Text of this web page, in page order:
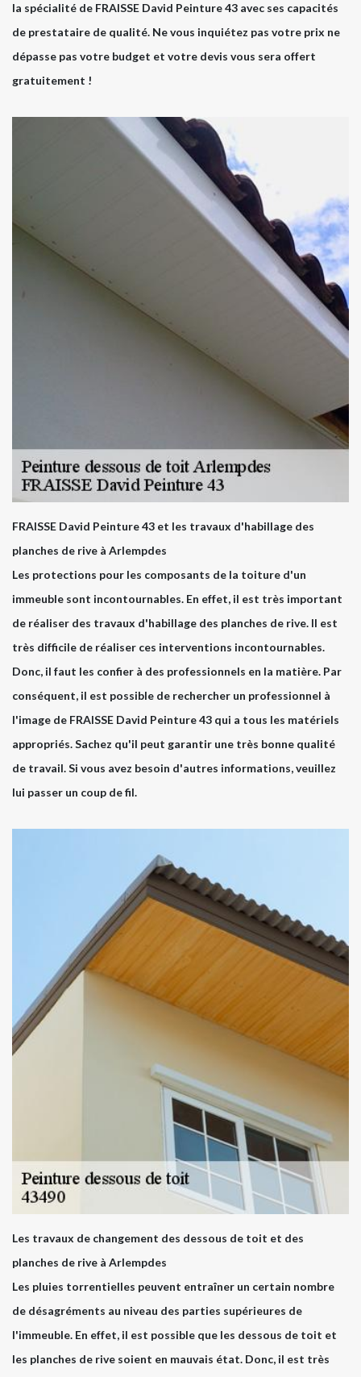
la spécialité de FRAISSE David Peinture 43 avec ses capacités
de prestataire de qualité. Ne vous inquiétez pas votre prix ne
dépasse pas votre budget et votre devis vous sera offert
gratuitement !
FRAISSE David Peinture 43 et les travaux d'habillage des
planches de rive à Arlempdes
Les protections pour les composants de la toiture d'un
immeuble sont incontournables. En effet, il est très important
de réaliser des travaux d'habillage des planches de rive. Il est
très difficile de réaliser ces interventions incontournables.
Donc, il faut les confier à des professionnels en la matière. Par
conséquent, il est possible de rechercher un professionnel à
l'image de FRAISSE David Peinture 43 qui a tous les matériels
appropriés. Sachez qu'il peut garantir une très bonne qualité
de travail. Si vous avez besoin d'autres informations, veuillez
lui passer un coup de fil.
Les travaux de changement des dessous de toit et des
planches de rive à Arlempdes
Les pluies torrentielles peuvent entraîner un certain nombre
de désagréments au niveau des parties supérieures de
l'immeuble. En effet, il est possible que les dessous de toit et
les planches de rive soient en mauvais état. Donc, il est très